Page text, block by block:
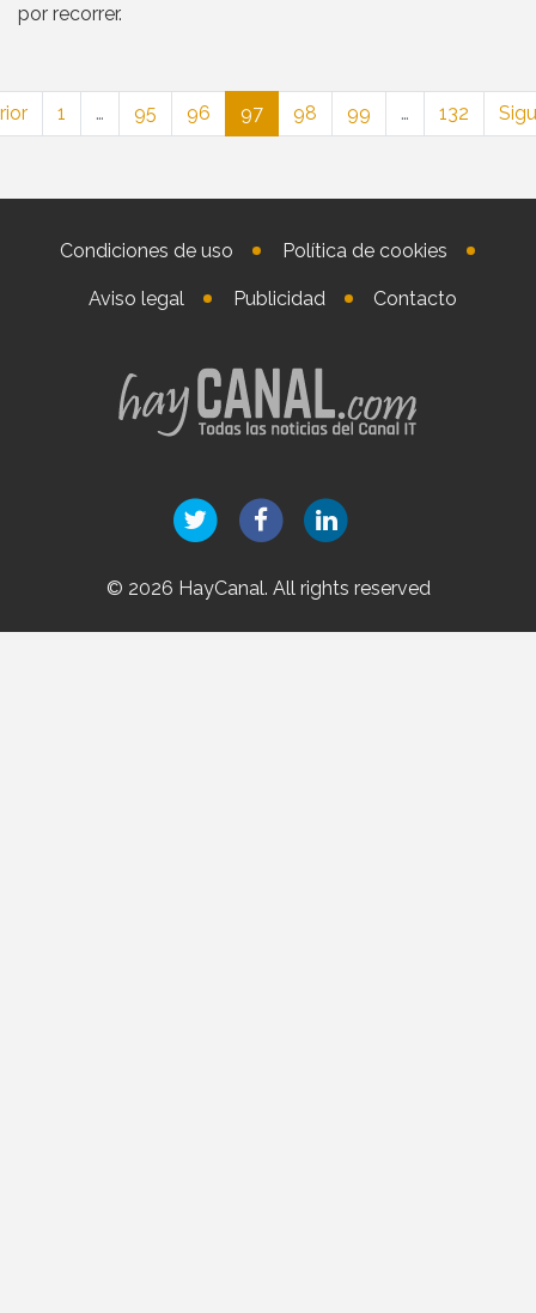
por recorrer.
1 … 95 96 97 98 99 … 132
Condiciones de uso Política de cookies
Aviso legal Publicidad Contacto
© 2026 HayCanal. All rights reserved